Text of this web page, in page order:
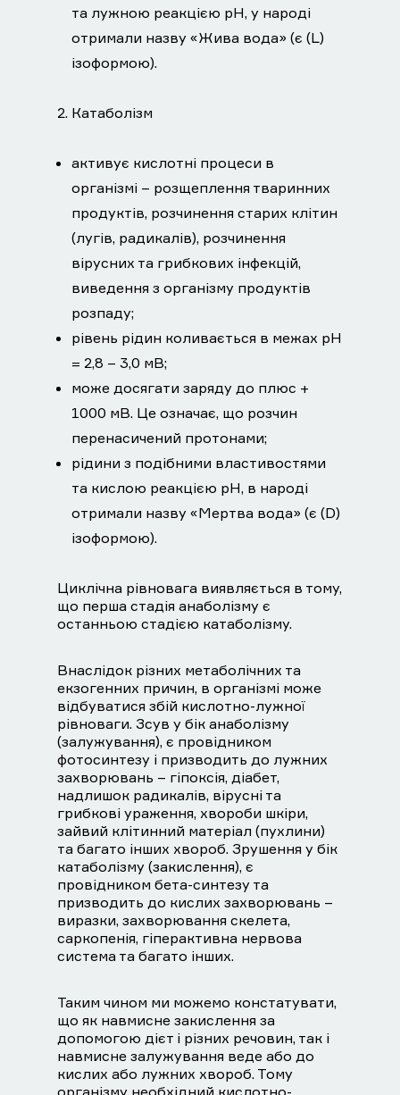
та лужною реакцією рН, у народі
отримали назву «Жива вода» (є (L)
ізоформою).
2. Катаболізм
активує кислотні процеси в
організмі – розщеплення тваринних
продуктів, розчинення старих клітин
(лугів, радикалів), розчинення
вірусних та грибкових інфекцій,
виведення з організму продуктів
розпаду;
рівень рідин коливається в межах рН
= 2,8 – 3,0 мВ;
може досягати заряду до плюс +
1000 мВ. Це означає, що розчин
перенасичений протонами;
рідини з подібними властивостями
та кислою реакцією рН, в народі
отримали назву «Мертва вода» (є (D)
ізоформою).
Циклічна рівновага виявляється в тому,
що перша стадія анаболізму є
останньою стадією катаболізму.
Внаслідок різних метаболічних та
екзогенних причин, в організмі може
відбуватися збій кислотно-лужної
рівноваги. Зсув у бік анаболізму
(залужування), є провідником
фотосинтезу і призводить до лужних
захворювань – гіпоксія, діабет,
надлишок радикалів, вірусні та
грибкові ураження, хвороби шкіри,
зайвий клітинний матеріал (пухлини)
та багато інших хвороб. Зрушення у бік
катаболізму (закислення), є
провідником бета-синтезу та
призводить до кислих захворювань –
виразки, захворювання скелета,
саркопенія, гіперактивна нервова
система та багато інших.
Таким чином ми можемо констатувати,
що як навмисне закислення за
допомогою дієт і різних речовин, так і
навмисне залужування веде або до
кислих або лужних хвороб. Тому